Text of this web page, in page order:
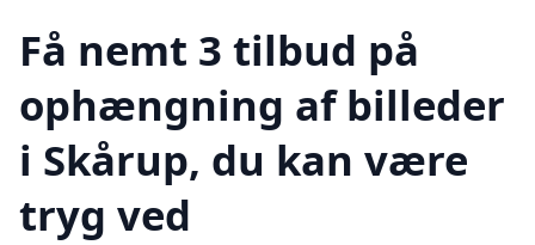
Få nemt 3 tilbud på
ophængning af billeder
i Skårup, du kan være
tryg ved